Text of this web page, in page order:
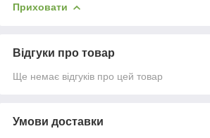
Приховати
Відгуки про товар
Ще немає відгуків про цей товар
Умови доставки